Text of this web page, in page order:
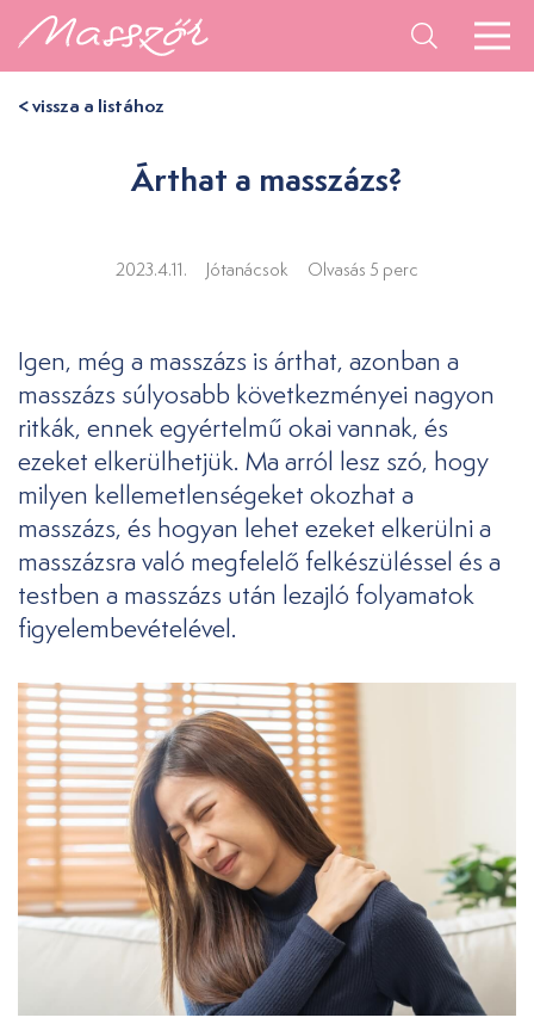
< vissza a listához
Árthat a masszázs?
2023.4.11. Jótanácsok Olvasás 5 perc
Igen, még a masszázs is árthat, azonban a
masszázs súlyosabb következményei nagyon
ritkák, ennek egyértelmű okai vannak, és
ezeket elkerülhetjük. Ma arról lesz szó, hogy
milyen kellemetlenségeket okozhat a
masszázs, és hogyan lehet ezeket elkerülni a
masszázsra való megfelelő felkészüléssel és a
testben a masszázs után lezajló folyamatok
figyelembevételével.